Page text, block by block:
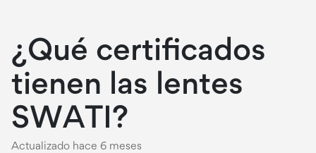
¿Qué certificados
tienen las lentes
SWATI?
Actualizado hace 6 meses